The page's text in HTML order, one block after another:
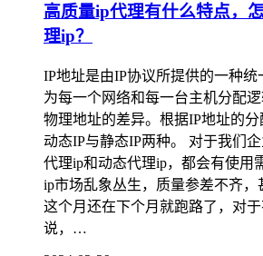
高质量ip代理有什么特点，
理ip？
IP地址是由IP协议所提供的一种
为每一个网络和每一台主机分配
物理地址的差异。根据IP地址的
动态IP与静态IP两种。 对于我们
代理ip和动态代理ip，都会有使用
ip市场乱象丛生，质量参差不齐
这个月还在下个月就跑路了，对
说，…